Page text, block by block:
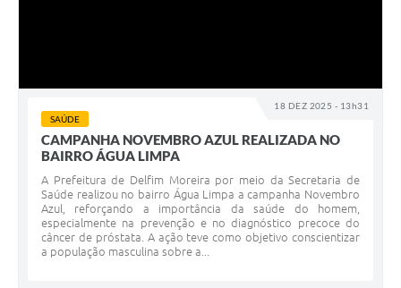
18 DEZ 2025 - 13h31
SAÚDE
CAMPANHA NOVEMBRO AZUL REALIZADA NO
BAIRRO ÁGUA LIMPA
A Prefeitura de Delfim Moreira por meio da Secretaria de
Saúde realizou no bairro Água Limpa a campanha Novembro
Azul, reforçando a importância da saúde do homem,
especialmente na prevenção e no diagnóstico precoce do
câncer de próstata. A ação teve como objetivo conscientizar
a população masculina sobre a...